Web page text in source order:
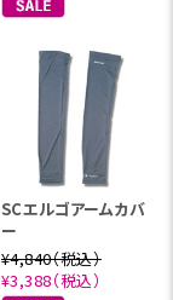
SCエルゴアームカバ
ー
¥4,840（税込）
¥3,388（税込）